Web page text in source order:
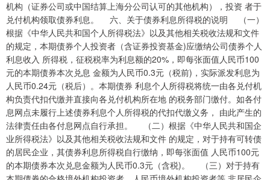
机构（证券公司或中国结算上海分公司认可的其他机构），投资 者于
兑付机构领取债券利息。 六、关于债券利息所得税的说明 （一）
根据《中华人民共和国个人所得税法》以及其他相关税收法规和文件
的规定，本期债券个人投资者（含证券投资基金)应缴纳公司债券个人
利息收入 所得税，征税税率为利息额的20%，即每张面值人民币100
元的本期债券本次兑息 金额为人民币0.3元（税前)，实际派发利息为
人民币0.24元（税后）。本期债券 利息个人所得税将统一由各兑付机
构负责代扣代缴并直接向各兑付机构所在地 的税务部门缴付。如各付
息网点未履行上述债券利息个人所得税的代扣代缴义务， 由此产生的
法律责任由各付息网点自行承担。 （二）根据《中华人民共和国企
业所得税法》以及其他相关税收法规和文件 的规定，对于持有可转债
的居民企业，其债券利息所得税自行缴纳，即每张面值 人民币100元
的本期债券本次兑息金额为人民币0.3元（含税)。 （三）对于持有